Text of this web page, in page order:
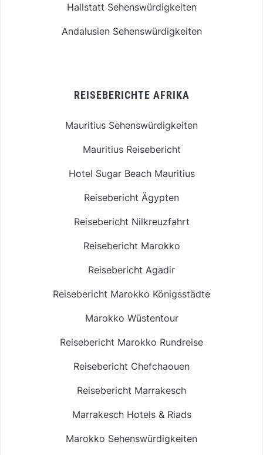
Hallstatt Sehenswürdigkeiten
Andalusien Sehenswürdigkeiten
REISEBERICHTE AFRIKA
Mauritius Sehenswürdigkeiten
Mauritius Reisebericht
Hotel Sugar Beach Mauritius
Reisebericht Ägypten
Reisebericht Nilkreuzfahrt
Reisebericht Marokko
Reisebericht Agadir
Reisebericht Marokko Königsstädte
Marokko Wüstentour
Reisebericht Marokko Rundreise
Reisebericht Chefchaouen
Reisebericht Marrakesch
Marrakesch Hotels & Riads
Marokko Sehenswürdigkeiten